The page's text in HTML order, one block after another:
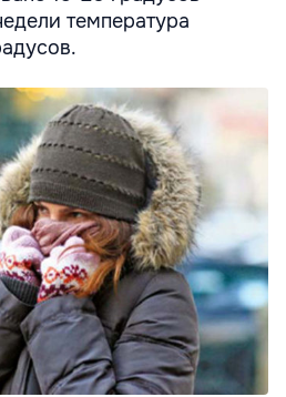
температура